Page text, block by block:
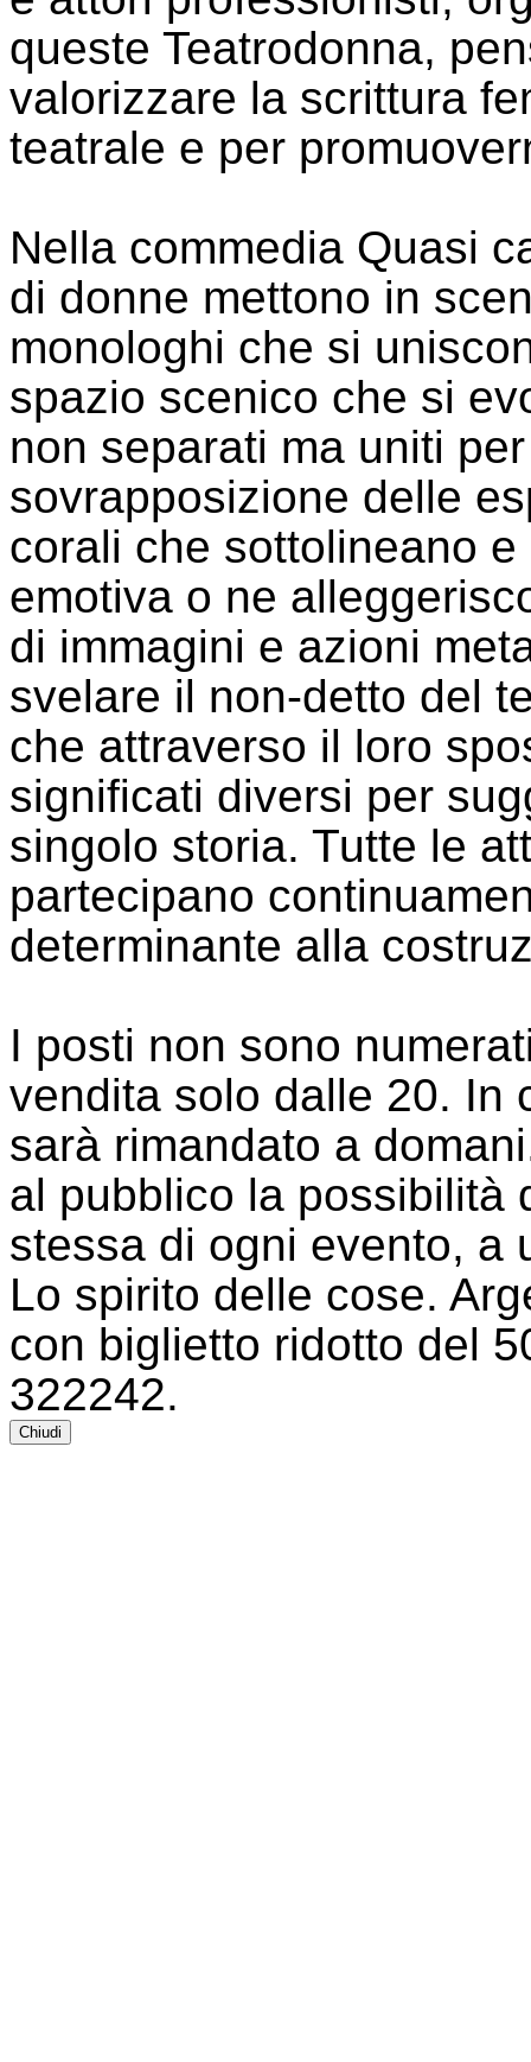
queste Teatrodonna,
valorizzare la scrittura
teatrale e per
Nella commedia Quasi
di donne mettono in
monologhi che si
spazio scenico che si
non separati ma uniti
sovrapposizione delle
corali che sottolineano
emotiva o ne
di immagini e azioni
svelare il non-detto del
che attraverso il loro
significati diversi per
singolo storia. Tutte le
partecipano
determinante alla
I posti non sono
vendita solo dalle 20. In
sarà rimandato a
al pubblico la possibilità
stessa di ogni evento, a
Lo spirito delle cose.
con biglietto ridotto del
322242.
Chiudi